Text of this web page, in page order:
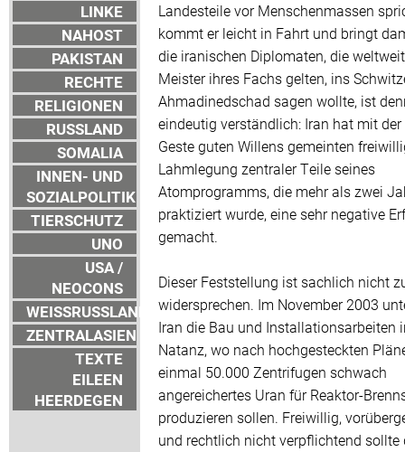
LINKE
NAHOST
PAKISTAN
RECHTE
RELIGIONEN
RUSSLAND
SOMALIA
INNEN- UND
SOZIALPOLITIK
TIERSCHUTZ
UNO
USA /
NEOCONS
WEISSRUSSLAND
ZENTRALASIEN
TEXTE
EILEEN
HEERDEGEN
Landesteile vor Menschenmassen
kommt er leicht in Fahrt und bringt
die iranischen Diplomaten, die
Meister ihres Fachs gelten, ins
Ahmadinedschad sagen wollte, ist
eindeutig verständlich: Iran hat mit
Geste guten Willens gemeinten
Lahmlegung zentraler Teile seines
Atomprogramms, die mehr als zwei
praktiziert wurde, eine sehr negative
gemacht.
Dieser Feststellung ist sachlich nicht
widersprechen. Im November 2003
Iran die Bau und Installationsarbeiten
Natanz, wo nach hochgesteckten
einmal 50.000 Zentrifugen schwach
angereichertes Uran für Reaktor-
produzieren sollen. Freiwillig,
und rechtlich nicht verpflichtend sollte